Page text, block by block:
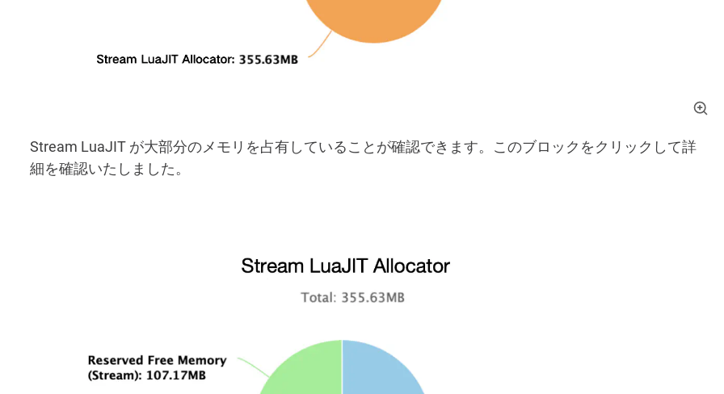
Stream LuaJIT が大部分のメモリを占有していることが確認できます。このブロックをクリックして詳
細を確認いたしました。